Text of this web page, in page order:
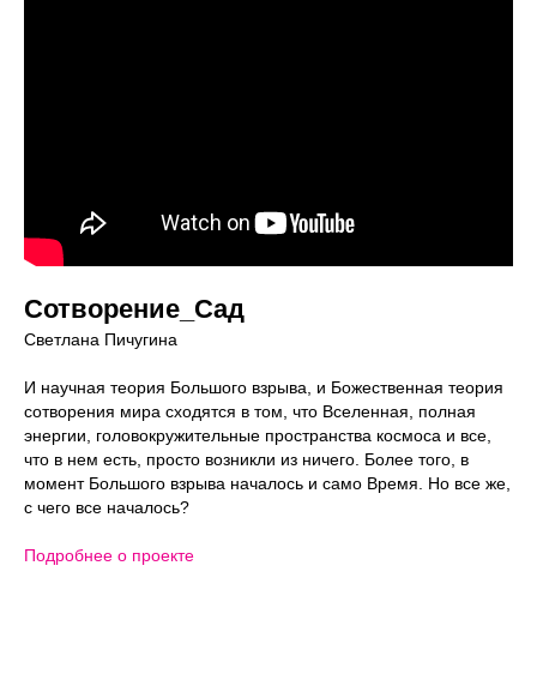
Сотворение_Сад
Светлана Пичугина
И научная теория Большого взрыва, и Божественная теория
сотворения мира сходятся в том, что Вселенная, полная
энергии, головокружительные пространства космоса и все,
что в нем есть, просто возникли из ничего. Более того, в
момент Большого взрыва началось и само Время. Но все же,
с чего все началось?
Подробнее о проекте